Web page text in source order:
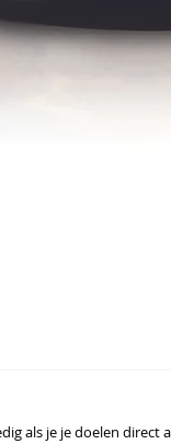
als je je doelen direct